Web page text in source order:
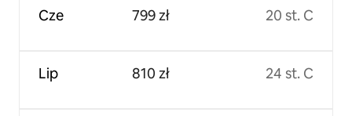
Cze
Lip
799 zł
810 zł
20 st. C
24 st. C